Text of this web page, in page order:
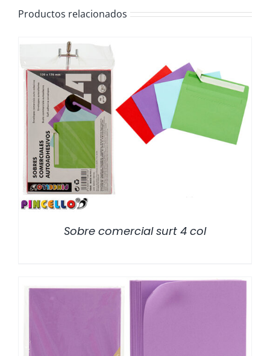
Productos relacionados
DETALLES
Sobre comercial surt 4 col